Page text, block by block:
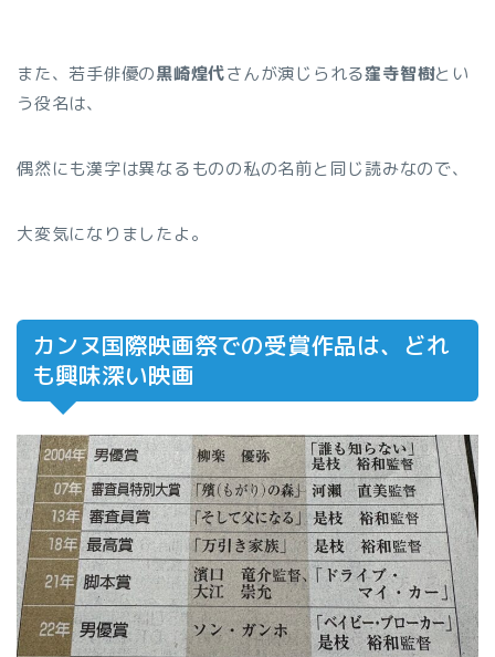
また、若手俳優の黒崎煌代さんが演じられる窪寺智樹とい
う役名は、
偶然にも漢字は異なるものの私の名前と同じ読みなので、
大変気になりましたよ。
カンヌ国際映画祭での受賞作品は、どれ
も興味深い映画